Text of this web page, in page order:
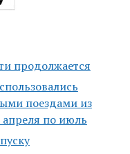
продолжается
поездами из
по июль